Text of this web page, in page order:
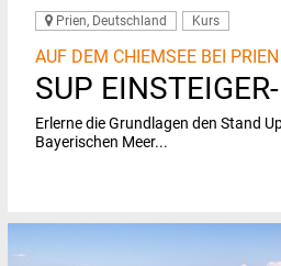
Prien, Deutschland Kurs
AUF DEM CHIEMSEE BEI PRIEN
SUP
Erlerne die Grundlagen den Stand
Bayerischen Meer...